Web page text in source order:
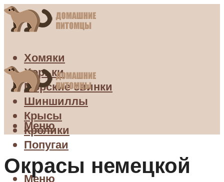
Хомяки
Хорьки
Морские свинки
Шиншиллы
Крысы
Кролики
Попугаи
Меню
Меню
Окрасы немецкой